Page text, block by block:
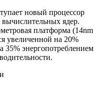
новый процессор
ядер.
платформа (14nm
увеличенной на 20%
энергопотреблением